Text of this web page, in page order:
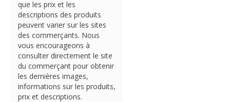
que les prix et les
descriptions des produits
peuvent varier sur les sites
des commerçants. Nous
vous encourageons à
consulter directement le site
du commerçant pour obtenir
les dernières images,
informations sur les produits,
prix et descriptions.